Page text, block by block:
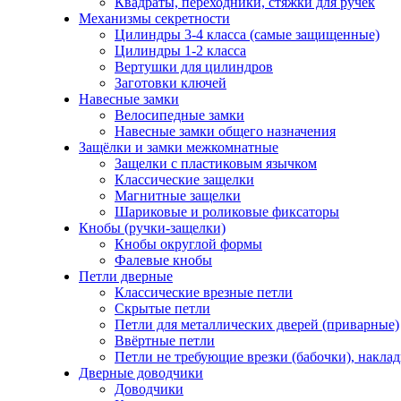
Механизмы секретности
Цилиндры 3-4 класса (самые защищенные)
Цилиндры 1-2 класса
Вертушки для цилиндров
Заготовки ключей
Навесные замки
Велосипедные замки
Навесные замки общего назначения
Защёлки и замки межкомнатные
Защелки с пластиковым язычком
Классические защелки
Магнитные защелки
Шариковые и роликовые фиксаторы
Кнобы (ручки-защелки)
Кнобы округлой формы
Фалевые кнобы
Петли дверные
Классические врезные петли
Скрытые петли
Петли для металлических дверей (приварные)
Ввёртные петли
Петли не требующие врезки (бабочки),
Дверные доводчики
Доводчики